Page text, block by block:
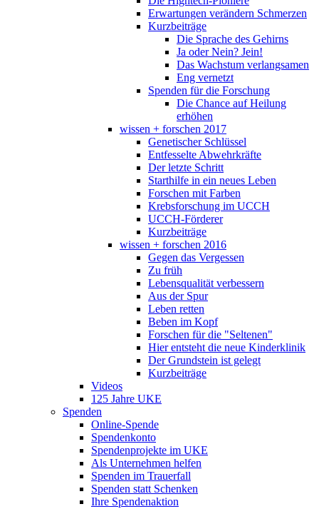
Erwartungen verändern Schmerzen
Kurzbeiträge
Die Sprache des Gehirns
Ja oder Nein? Jein!
Das Wachstum verlangsamen
Eng vernetzt
Spenden für die Forschung
Die Chance auf Heilung
erhöhen
wissen + forschen 2017
Genetischer Schlüssel
Entfesselte Abwehrkräfte
Der letzte Schritt
Starthilfe in ein neues Leben
Forschen mit Farben
Krebsforschung im UCCH
UCCH-Förderer
Kurzbeiträge
wissen + forschen 2016
Gegen das Vergessen
Zu früh
Lebensqualität verbessern
Aus der Spur
Leben retten
Beben im Kopf
Forschen für die "Seltenen"
Hier entsteht die neue Kinderklinik
Der Grundstein ist gelegt
Kurzbeiträge
Videos
125 Jahre UKE
Spenden
Online-Spende
Spendenkonto
Spendenprojekte im UKE
Als Unternehmen helfen
Spenden im Trauerfall
Spenden statt Schenken
Ihre Spendenaktion